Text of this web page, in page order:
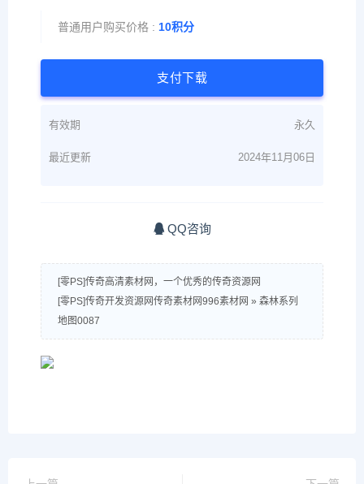
普通用户购买价格 : 10积分
支付下载
有效期 永久
最近更新 2024年11月06日
QQ咨询
[零PS]传奇高清素材网，一个优秀的传奇资源网
[零PS]传奇开发资源网传奇素材网996素材网 » 森林系列
地图0087